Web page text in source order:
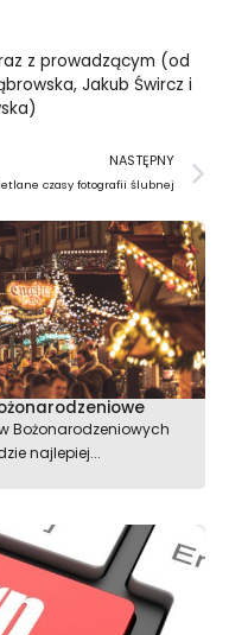
z prowadzącym (od
Jakub Śwircz i
NASTĘPNY
czasy fotografii ślubnej
Bożonarodzeniowych
najlepiej...